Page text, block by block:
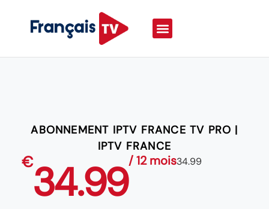
ABONNEMENT IPTV FRANCE TV PRO |
IPTV FRANCE
€34.99/ 12 mois34.99